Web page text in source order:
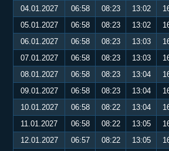
04.01.2027
06:58 08:23 13:02
05.01.2027
06:58 08:23 13:02
06.01.2027
06:58 08:23 13:03
07.01.2027
06:58 08:23 13:03
08.01.2027
06:58 08:23 13:04
09.01.2027
06:58 08:23 13:04
10.01.2027
06:58 08:22 13:04
11.01.2027
06:58 08:22 13:05
12.01.2027
06:57 08:22 13:05